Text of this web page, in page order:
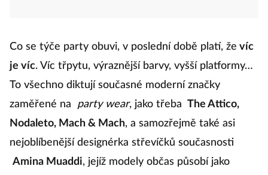
Co se týče party obuvi, v poslední době platí, že víc
je víc. Víc třpytu, výraznější barvy, vyšší platformy…
To všechno diktují současné moderní značky
zaměřené na
party wear, jako třeba The Attico,
Nodaleto, Mach & Mach, a samozřejmě také asi
nejoblíbenější designérka střevíčků současnosti
Amina Muaddi, jejíž modely občas působí jako